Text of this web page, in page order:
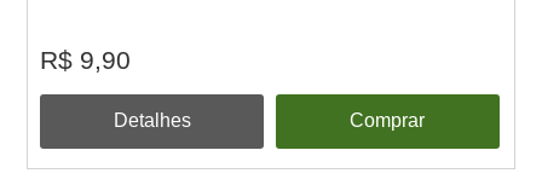
R$ 9,90
Detalhes Comprar